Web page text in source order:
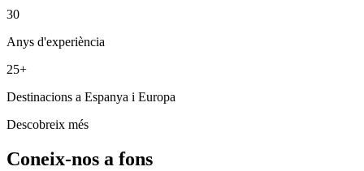
30
Anys d'experiència
25+
Destinacions a Espanya i Europa
Descobreix més
Coneix-nos a fons